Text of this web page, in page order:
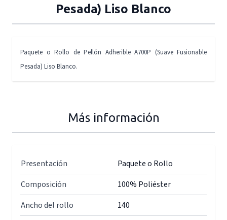
Pesada) Liso Blanco
Paquete o Rollo de Pellón Adherible A700P (Suave Fusionable
Pesada) Liso Blanco.
Más información
Presentación
Paquete o Rollo
Composición
100% Poliéster
Ancho del rollo
140